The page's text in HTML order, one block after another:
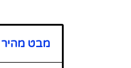
מבט מהיר